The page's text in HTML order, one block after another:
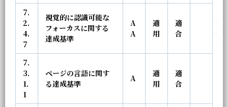
7.
2.
4.
7
視覚的に認識可能な
フォーカスに関する
達成基準
A
A
適
用
適
合
7.
3.
1.
1
ページの言語に関す
る達成基準
A
適
用
適
合